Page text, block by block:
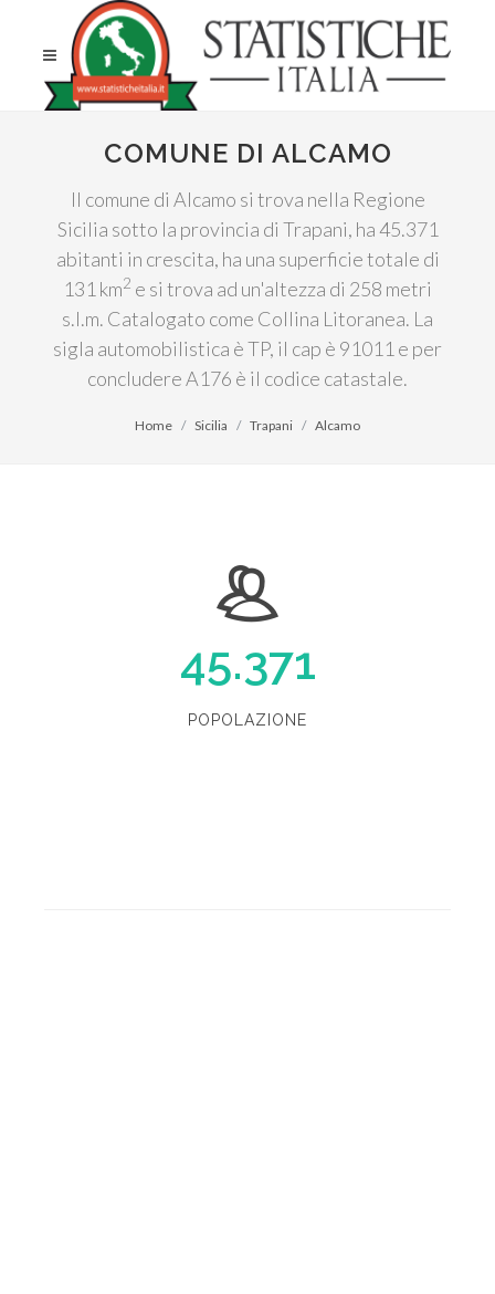
COMUNE DI ALCAMO
Il comune di Alcamo si trova nella Regione
Sicilia sotto la provincia di Trapani, ha 45.371
abitanti in crescita, ha una superficie totale di
131 km2 e si trova ad un'altezza di 258 metri
s.l.m. Catalogato come Collina Litoranea. La
sigla automobilistica è TP, il cap è 91011 e per
concludere A176 è il codice catastale.
Home Sicilia Trapani Alcamo
45.371
POPOLAZIONE